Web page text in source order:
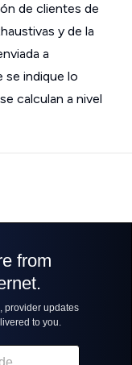
de clientes de
y de la
a
se indique lo
calculan a nivel